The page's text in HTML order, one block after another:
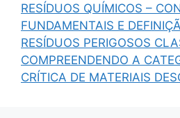
RESÍDUOS QUÍMICOS –
FUNDAMENTAIS E
RESÍDUOS PERIGOSOS
COMPREENDENDO A
CRÍTICA DE MATERIAIS